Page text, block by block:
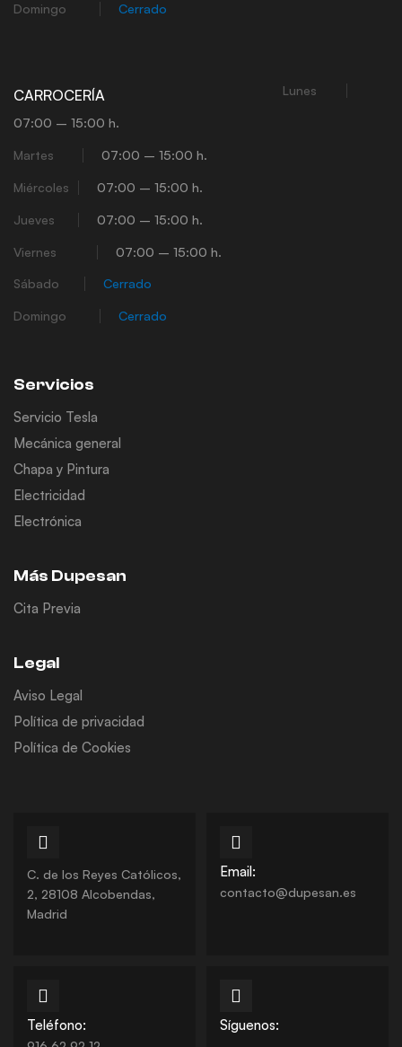
Domingo Cerrado
CARROCERÍA Lunes
07:00 – 15:00 h.
Martes 07:00 – 15:00 h.
Miércoles 07:00 – 15:00 h.
Jueves 07:00 – 15:00 h.
Viernes 07:00 – 15:00 h.
Sábado Cerrado
Domingo Cerrado
Servicios
Servicio Tesla
Mecánica general
Chapa y Pintura
Electricidad
Electrónica
Más Dupesan
Cita Previa
Legal
Aviso Legal
Política de privacidad
Política de Cookies
C. de los Reyes Católicos,
2, 28108 Alcobendas,
Madrid
Email:
contacto@dupesan.es
Teléfono: Síguenos: